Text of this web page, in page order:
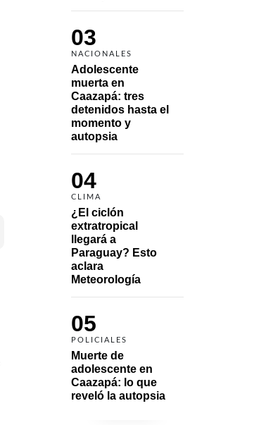
03
NACIONALES
Adolescente
muerta en
Caazapá: tres
detenidos hasta el
momento y
autopsia
04
CLIMA
¿El ciclón
extratropical
llegará a
Paraguay? Esto
aclara
Meteorología
05
POLICIALES
Muerte de
adolescente en
Caazapá: lo que
reveló la autopsia